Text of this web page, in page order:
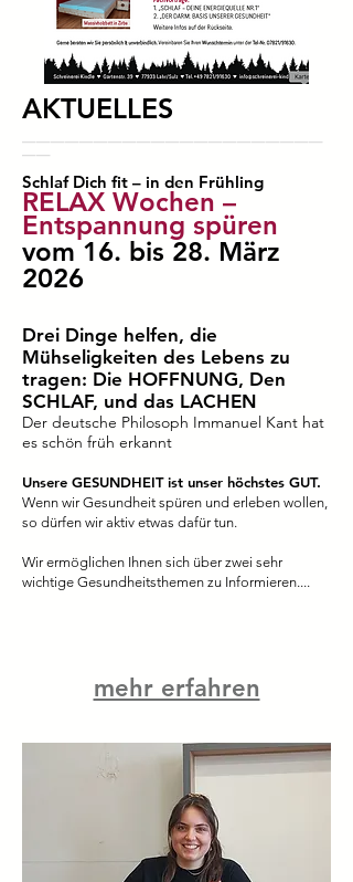
AKTUELLES
_____________________
__
Schlaf Dich fit – in den Frühling
RELAX Wochen –
Entspannung spüren
vom 16. bis 28. März
2026
Drei Dinge helfen, die
Mühseligkeiten des Lebens zu
tragen: Die HOFFNUNG, Den
SCHLAF, und das LACHEN
Der deutsche Philosoph Immanuel Kant hat
es schön früh erkannt
Unsere GESUNDHEIT ist unser höchstes GUT.
Wenn wir Gesundheit spüren und erleben wollen,
so dürfen wir aktiv etwas dafür tun.
Wir ermöglichen Ihnen sich über zwei sehr
wichtige Gesundheitsthemen zu Informieren....
mehr erfahren